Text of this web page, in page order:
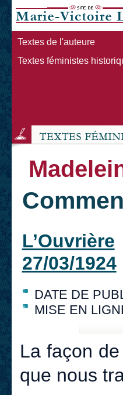
Textes de l'auteure
Textes féministes
L’Ouvrière
27/03/1924
DATE DE
MISE EN
La façon
que nous